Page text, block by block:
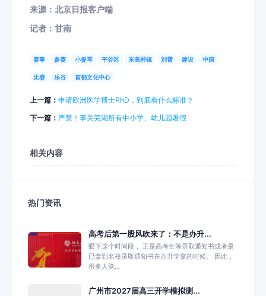
来源：北京日报客户端
记者：甘南
赛事 参赛 小提琴 平谷区 东高村镇 刘霄 建设 中国
比赛 乐谷 首都文化中心
上一篇： 申请欧洲医学博士PhD，到底看什么标准？
下一篇： 严禁！事关芜湖所有中小学、幼儿园暑假
相关内容
热门资讯
高考后第一股风吹来了：不是办升...
眼下这个时间段， 正是高考生等录取通知书或者是
已拿到名校录取通知书在办升学宴的时候。 因此，
很多人觉...
广州市2027届高三开学模拟测...